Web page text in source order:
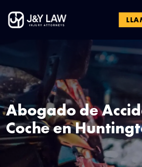
Abogado de
Coche en